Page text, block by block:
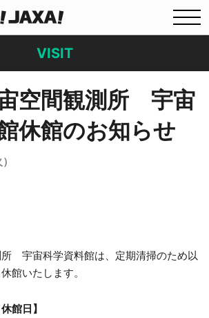
VISIT
空間観測所 宇宙
休館のお知らせ
宇宙科学資料館は、定期清掃のため以
館いたします。
館日】